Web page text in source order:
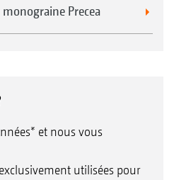
Precea
et nous vous
utilisées pour